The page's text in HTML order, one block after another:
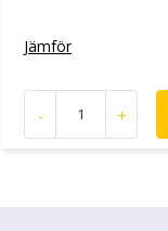
Jämför
- +